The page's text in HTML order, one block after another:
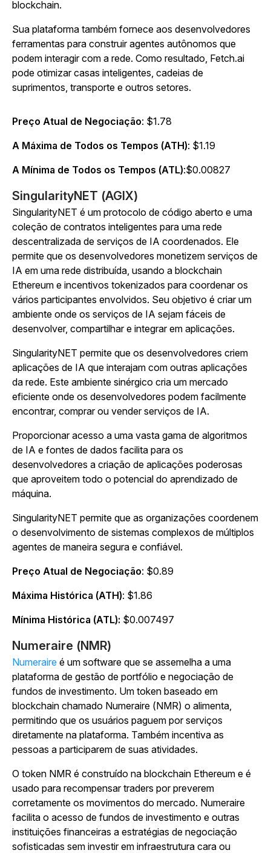
blockchain.
Sua plataforma também fornece aos desenvolvedores
ferramentas para construir agentes autônomos que
podem interagir com a rede. Como resultado, Fetch.ai
pode otimizar casas inteligentes, cadeias de
suprimentos, transporte e outros setores.
Preço Atual de Negociação: $1.78
A Máxima de Todos os Tempos (ATH): $1.19
A Mínima de Todos os Tempos (ATL):$0.00827
SingularityNET (AGIX)
SingularityNET é um protocolo de código aberto e uma
coleção de contratos inteligentes para uma rede
descentralizada de serviços de IA coordenados. Ele
permite que os desenvolvedores monetizem serviços de
IA em uma rede distribuída, usando a blockchain
Ethereum e incentivos tokenizados para coordenar os
vários participantes envolvidos. Seu objetivo é criar um
ambiente onde os serviços de IA sejam fáceis de
desenvolver, compartilhar e integrar em aplicações.
SingularityNET permite que os desenvolvedores criem
aplicações de IA que interajam com outras aplicações
da rede. Este ambiente sinérgico cria um mercado
eficiente onde os desenvolvedores podem facilmente
encontrar, comprar ou vender serviços de IA.
Proporcionar acesso a uma vasta gama de algoritmos
de IA e fontes de dados facilita para os
desenvolvedores a criação de aplicações poderosas
que aproveitem todo o potencial do aprendizado de
máquina.
SingularityNET permite que as organizações coordenem
o desenvolvimento de sistemas complexos de múltiplos
agentes de maneira segura e confiável.
Preço Atual de Negociação: $0.89
Máxima Histórica (ATH): $1.86
Mínima Histórica (ATL): $0.007497
Numeraire (NMR)
Numeraire é um software que se assemelha a uma
plataforma de gestão de portfólio e negociação de
fundos de investimento. Um token baseado em
blockchain chamado Numeraire (NMR) o alimenta,
permitindo que os usuários paguem por serviços
diretamente na plataforma. Também incentiva as
pessoas a participarem de suas atividades.
O token NMR é construído na blockchain Ethereum e é
usado para recompensar traders por preverem
corretamente os movimentos do mercado. Numeraire
facilita o acesso de fundos de investimento e outras
instituições financeiras a estratégias de negociação
sofisticadas sem investir em infraestrutura cara ou